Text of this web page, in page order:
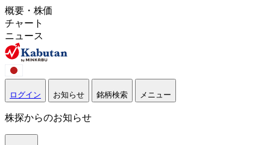
概要・株価
チャート
ニュース
ログイン お知らせ 銘柄検索 メニュー
株探からのお知らせ